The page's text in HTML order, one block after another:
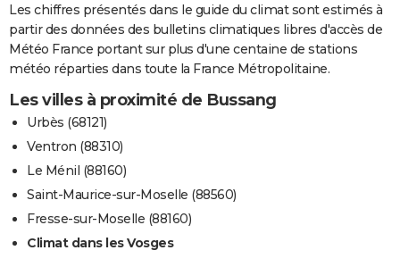
Les chiffres présentés dans le guide du climat sont estimés à
partir des données des bulletins climatiques libres d'accès de
Météo France portant sur plus d'une centaine de stations
météo réparties dans toute la France Métropolitaine.
Les villes à proximité de Bussang
Urbès (68121)
Ventron (88310)
Le Ménil (88160)
Saint-Maurice-sur-Moselle (88560)
Fresse-sur-Moselle (88160)
Climat dans les Vosges